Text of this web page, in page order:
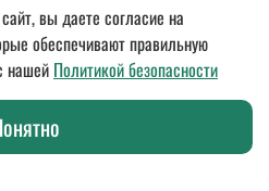
спецодежды, ДСИЗ, СИЗ, мебели
доставка по России
письменного разрешения
информация о товарах не является
437 Гражданского кодекса РФ.
вы даете согласие на
обеспечивают правильную
нашей Политикой безопасности